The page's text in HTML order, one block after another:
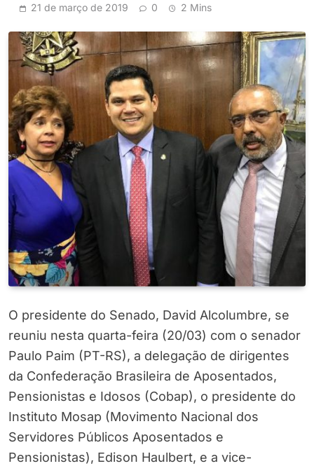
21 de março de 2019 0 2 Mins
O presidente do Senado, David Alcolumbre, se
reuniu nesta quarta-feira (20/03) com o senador
Paulo Paim (PT-RS), a delegação de dirigentes
da Confederação Brasileira de Aposentados,
Pensionistas e Idosos (Cobap), o presidente do
Instituto Mosap (Movimento Nacional dos
Servidores Públicos Aposentados e
Pensionistas), Edison Haulbert, e a vice-